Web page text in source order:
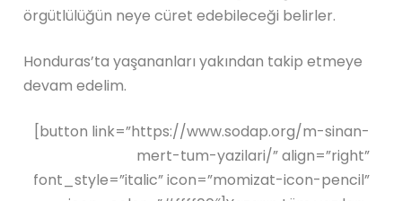
örgütlülüğün neye cüret edebileceği belirler.
Honduras’ta yaşananları yakından takip etmeye
devam edelim.
[button link=”https://www.sodap.org/m-sinan-
mert-tum-yazilari/” align=”right”
font_style=”italic” icon=”momizat-icon-pencil”